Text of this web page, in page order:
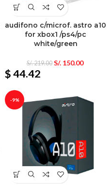
audifono c/microf. astro a10
for xbox1 /ps4/pc
white/green
S/.219.00 S/.150.00
$ 44.42
-9%